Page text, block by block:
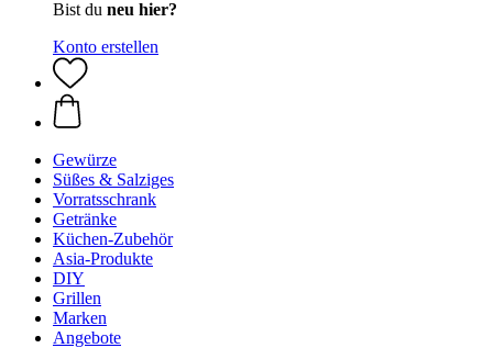
Bist du neu hier?
Konto erstellen
Gewürze
Süßes & Salziges
Vorratsschrank
Getränke
Küchen-Zubehör
Asia-Produkte
DIY
Grillen
Marken
Angebote